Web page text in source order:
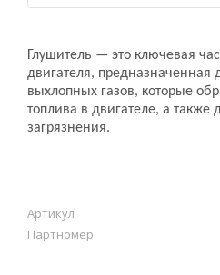
Глушитель — это ключевая
двигателя,
выхлопных газов, которые
топлива в двигателе, а также
загрязнения.
Артикул
Партномер